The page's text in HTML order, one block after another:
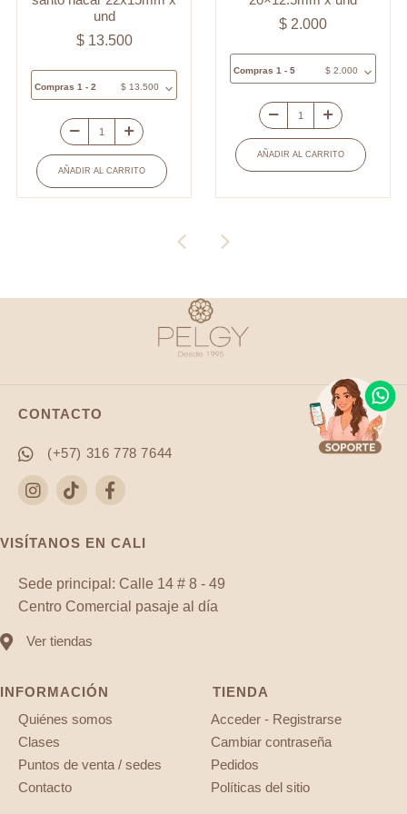
und
$13.500
Compras 1 - 2 $13.500
Medalla
covergold
ovalada
22x15mm
AÑADIR AL CARRITO
$ 2.000
Compras 1 - 5 $2.000
Separador
vidrio
pez
rojo
AÑADIR AL CARRITO
CONTACTO
(+57) 316 778 7644
VISÍTANOS EN CALI
Sede principal: Calle 14 # 8 - 49
Centro Comercial pasaje al día
Ver tiendas
INFORMACIÓN
Quiénes somos
Clases
Puntos de venta / sedes
Contacto
TIENDA
Acceder - Registrarse
Cambiar contraseña
Pedidos
Políticas del sitio